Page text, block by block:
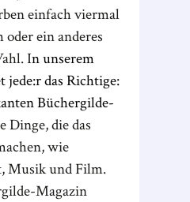
einfach viermal
ein anderes
In unserem
jede:r das Richtige:
Büchergilde-
Dinge, die das
wie
Musik und Film.
Magazin